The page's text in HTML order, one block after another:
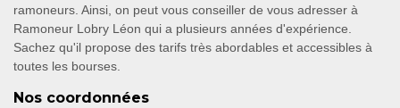
ramoneurs. Ainsi, on peut vous conseiller de vous adresser à
Ramoneur Lobry Léon qui a plusieurs années d'expérience.
Sachez qu'il propose des tarifs très abordables et accessibles à
toutes les bourses.
Nos coordonnées